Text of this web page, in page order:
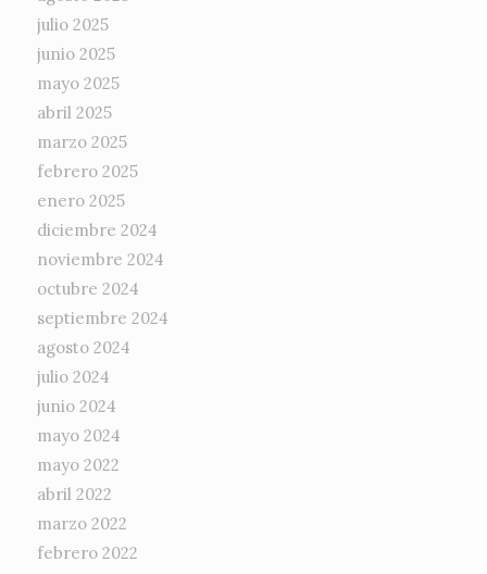
julio 2025
junio 2025
mayo 2025
abril 2025
marzo 2025
febrero 2025
enero 2025
diciembre 2024
noviembre 2024
octubre 2024
septiembre 2024
agosto 2024
julio 2024
junio 2024
mayo 2024
mayo 2022
abril 2022
marzo 2022
febrero 2022